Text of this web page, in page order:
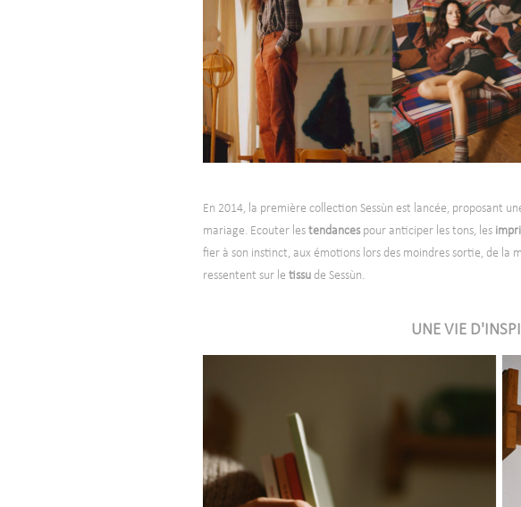
En 2014, la première collection Sessùn est lancée, proposant
mariage. Ecouter les tendancespour anticiper les tons, les
fier à son instinct, aux émotions lors des moindres sortie, de la
ressentent sur le tissu de Sessùn.
UNE VIE